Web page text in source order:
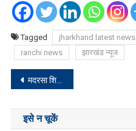
Tagged jharkhand latest news
ranchi news
झारखंड न्यूज
Post
navigation
मदरसा शिक्षकों की मांग जायज, मुख्यमंत्री करेंगे निदान: शमशेर आलम
इसे न चूकें